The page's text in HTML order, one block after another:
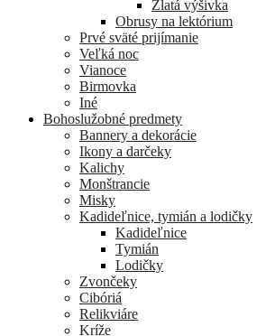
Zlatá výšivka
Obrusy na lektórium
Prvé sväté prijímanie
Veľká noc
Vianoce
Birmovka
Iné
Bohoslužobné predmety
Bannery a dekorácie
Ikony a darčeky
Kalichy
Monštrancie
Misky
Kadideľnice, tymián a lodičky
Kadideľnice
Tymián
Lodičky
Zvončeky
Cibóriá
Relikviáre
Kríže